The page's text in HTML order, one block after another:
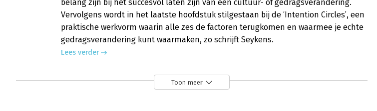
belang zijn bij het succesvol laten zijn van een cultuur- of gedragsverandering.
Vervolgens wordt in het laatste hoofdstuk stilgestaan bij de ‘Intention Circles’, een
praktische werkvorm waarin alle zes de factoren terugkomen en waarmee je echte
gedragsverandering kunt waarmaken, zo schrijft Seykens.
Lees verder
Toon meer